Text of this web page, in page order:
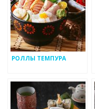
РОЛЛЫ ТЕМПУРА